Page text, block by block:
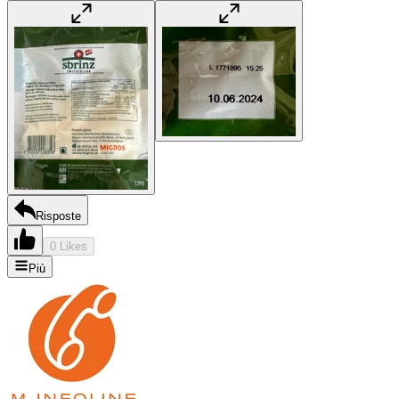
Risposte
0 Likes
Più